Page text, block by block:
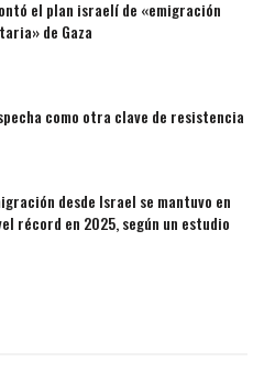
el plan israelí de «emigración
de Gaza
como otra clave de resistencia
desde Israel se mantuvo en
récord en 2025, según un estudio